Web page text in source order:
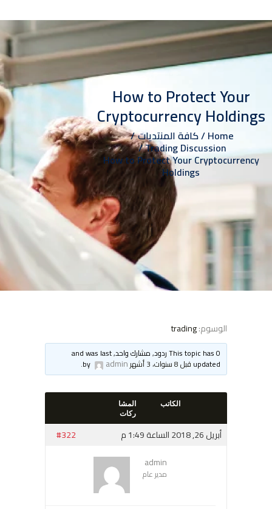
How to Protect Your
Cryptocurrency Holdings
Home كافة المنتديات
Trading Discussion
How to Protect Your Cryptocurrency
Holdings
EN
اتصل بنا
تسجيل الدخول
فتح حساب
الابحاث
الاخبار
خدماتنا
من نحن
الرئيسية
الوسوم:trading
This topic has 0 ردود, مشارك واحد, and was last
updated قبل 8 سنوات، 3 أشهر admin
.
الكاتب
المشا
ركات
أبريل 26, 2018 الساعة 1:49 م
#322
admin
مدير عام